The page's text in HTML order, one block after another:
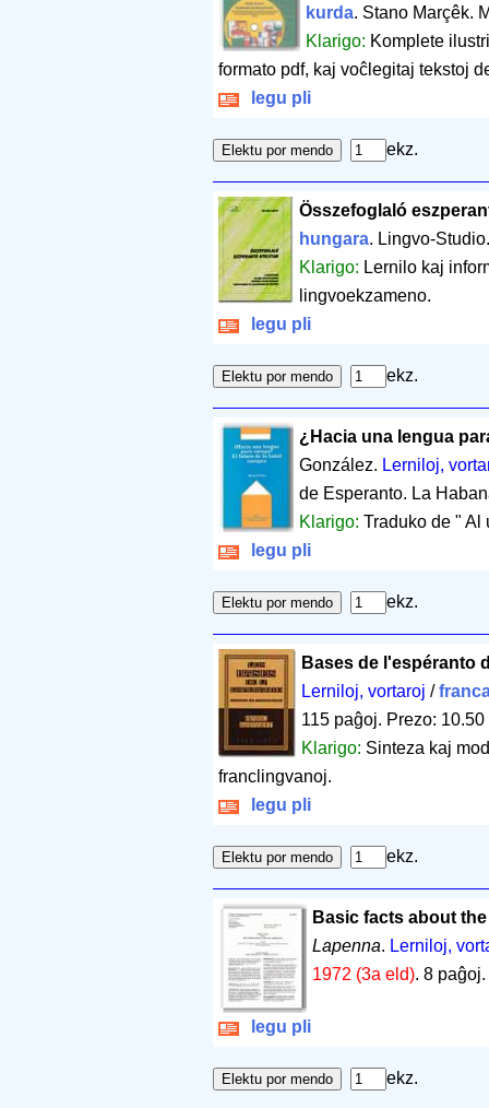
kurda. Stano Marçêk.
Klarigo: Komplete
formato pdf, kaj voĉlegitaj tekstoj
legu pli
ekz.
Összefoglaló
hungara. Lingvo-
Klarigo: Lernilo kaj
lingvoekzameno.
legu pli
ekz.
¿Hacia una lengua
González. Lerniloj,
de Esperanto. La
Klarigo:Traduko de " Al
legu pli
ekz.
Bases de l'espéranto
Lerniloj, vortaroj /
115 paĝoj. Prezo: 10.50
Klarigo: Sinteza kaj
franclingvanoj.
legu pli
ekz.
Basic facts about
Lapenna. Lerniloj,
1972 (3a eld). 8 paĝoj.
legu pli
ekz.